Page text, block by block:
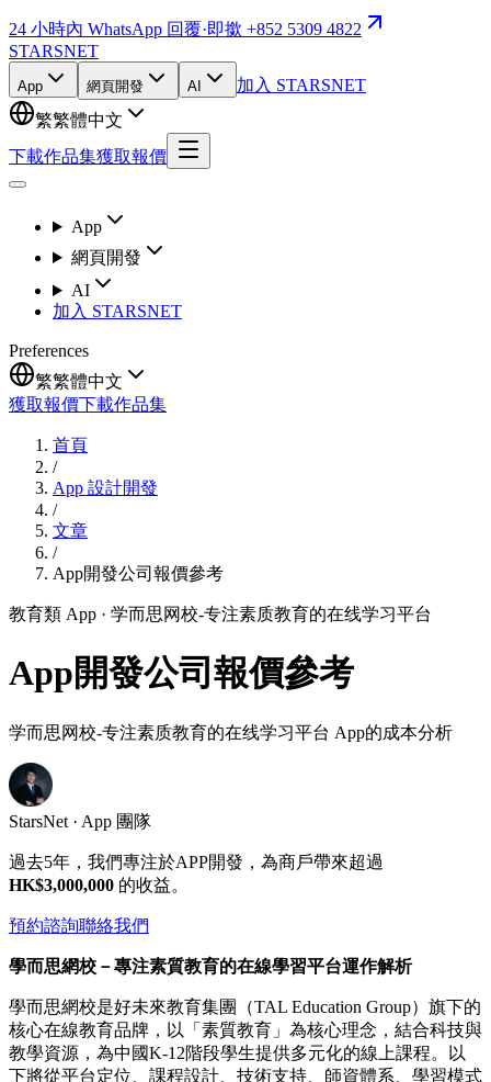
24 小時內 WhatsApp 回覆·即撳 +852 5309 4822
STARSNET
App 網頁開發 AI
加入 STARSNET
繁繁體中文
下載作品集獲取報價
App
網頁開發
AI
加入 STARSNET
Preferences
繁繁體中文
獲取報價下載作品集
首頁
/
App 設計開發
/
文章
/
App開發公司報價參考
教育類 App · 学而思网校-专注素质教育的在线学习平台
App開發公司報價參考
学而思网校-专注素质教育的在线学习平台 App的成本分析
StarsNet · App 團隊
過去5年，我們專注於APP開發，為商戶帶來超過
HK$3,000,000 的收益。
預約諮詢聯絡我們
學而思網校－專注素質教育的在線學習平台運作解析
學而思網校是好未來教育集團（TAL Education Group）旗下的
核心在線教育品牌，以「素質教育」為核心理念，結合科技與
教學資源，為中國K-12階段學生提供多元化的線上課程。以
下將從平台定位、課程設計、技術支持、師資體系、學習模式